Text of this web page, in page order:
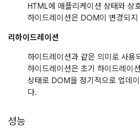
HTML에 애플리케이션 상태와 상
하이드레이션은 DOM이 변경되
리하이드레이션
하이드레이션과 같은 의미로 사용
하이드레이션은 초기 하이드레이
상태로 DOM을 정기적으로 업데
다.
성능